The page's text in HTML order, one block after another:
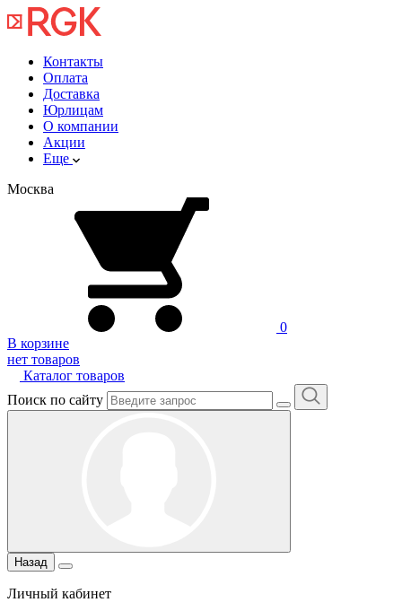
Контакты
Оплата
Доставка
Юрлицам
О компании
Акции
Еще
Москва
0
В корзине
нет товаров
Каталог товаров
Поиск по сайту
Назад
Личный кабинет